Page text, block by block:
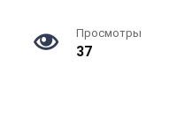
Просмотры
37